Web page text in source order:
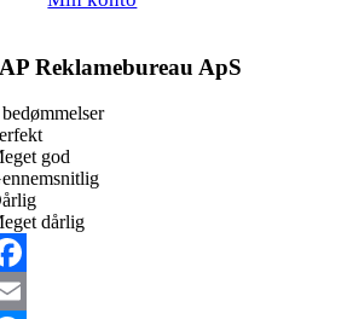
AP Reklamebureau ApS
god
dårlig